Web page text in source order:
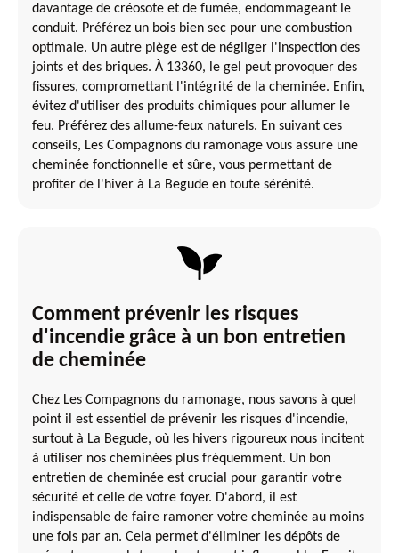
davantage de créosote et de fumée, endommageant le
conduit. Préférez un bois bien sec pour une combustion
optimale. Un autre piège est de négliger l'inspection des
joints et des briques. À 13360, le gel peut provoquer des
fissures, compromettant l'intégrité de la cheminée. Enfin,
évitez d'utiliser des produits chimiques pour allumer le
feu. Préférez des allume-feux naturels. En suivant ces
conseils, Les Compagnons du ramonage vous assure une
cheminée fonctionnelle et sûre, vous permettant de
profiter de l'hiver à La Begude en toute sérénité.
Comment prévenir les risques
d'incendie grâce à un bon entretien
de cheminée
Chez Les Compagnons du ramonage, nous savons à quel
point il est essentiel de prévenir les risques d'incendie,
surtout à La Begude, où les hivers rigoureux nous incitent
à utiliser nos cheminées plus fréquemment. Un bon
entretien de cheminée est crucial pour garantir votre
sécurité et celle de votre foyer. D'abord, il est
indispensable de faire ramoner votre cheminée au moins
une fois par an. Cela permet d'éliminer les dépôts de